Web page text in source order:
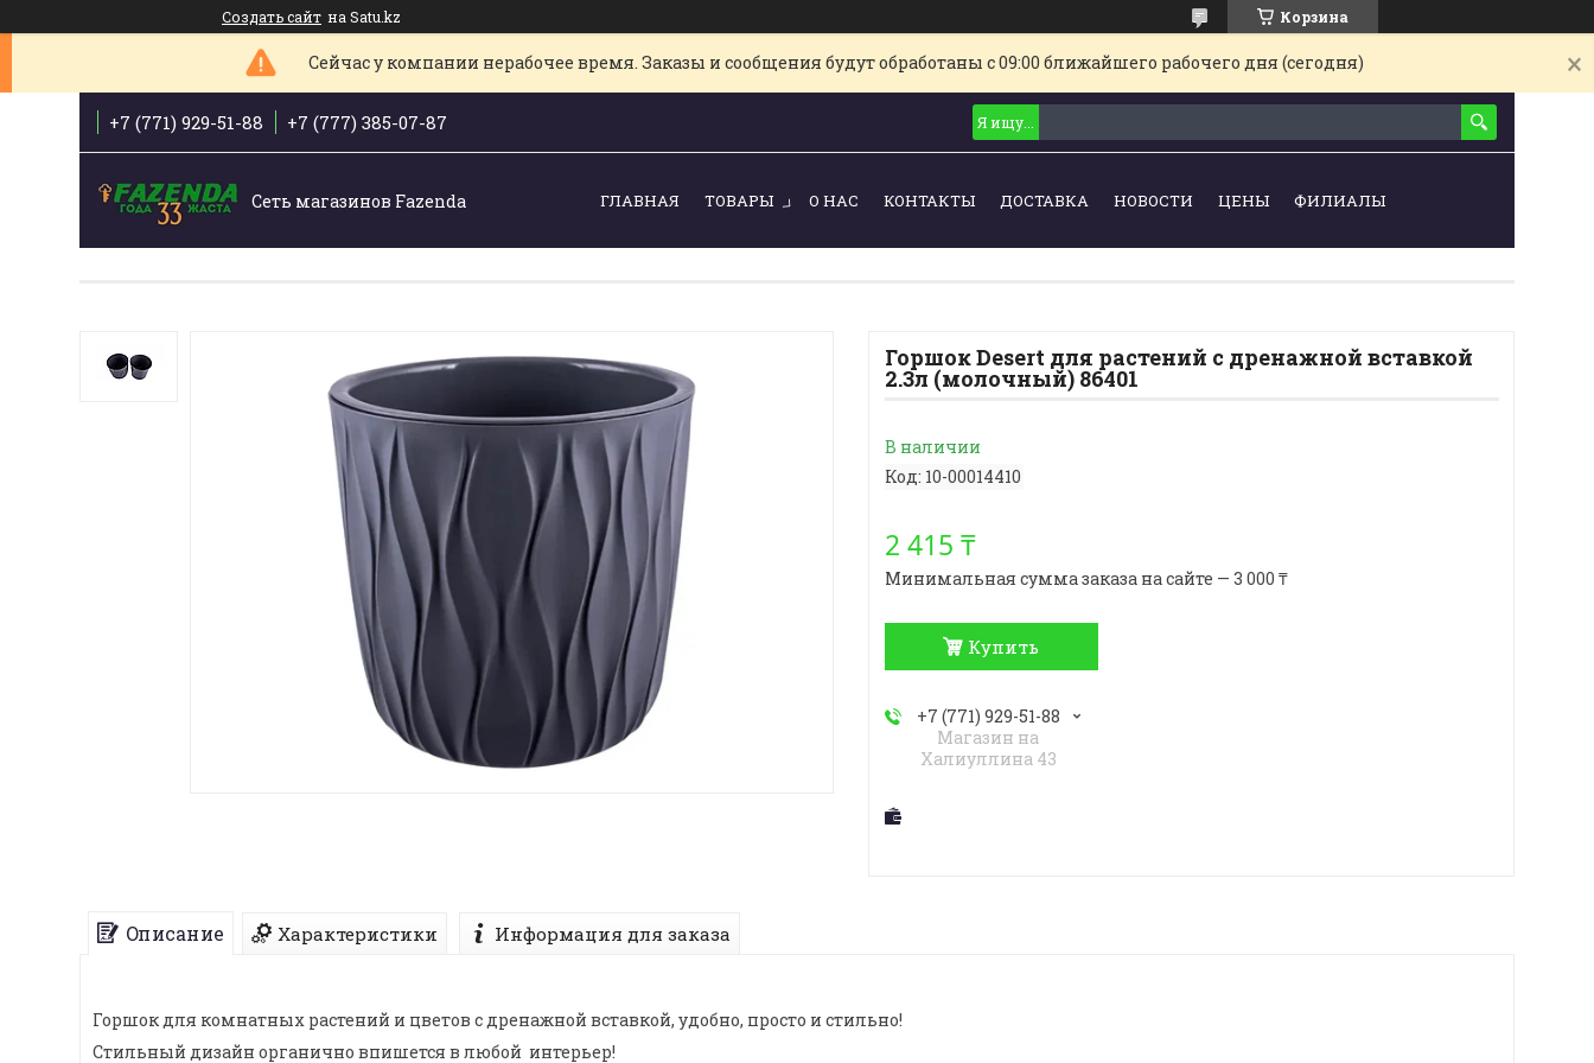
Создать сайт на Satu.kz Корзина
Сейчас у компании нерабочее время. Заказы и сообщения будут обработаны с 09:00 ближайшего рабочего дня (сегодня)
+7 (771) 929-51-88 +7 (777) 385-07-87
Сеть магазинов Fazenda ГЛАВНАЯ ТОВАРЫ О НАС КОНТАКТЫ ДОСТАВКА НОВОСТИ ЦЕНЫ ФИЛИАЛЫ
Горшок Desert для растений с дренажной вставкой
2.3л (молочный) 86401
В наличии
Код: 10-00014410
2 415 ₸
Минимальная сумма заказа на сайте — 3 000 ₸
Купить
+7 (771) 929-51-88
Магазин на
Халиуллина 43
Описание Характеристики Информация для заказа
Горшок для комнатных растений и цветов с дренажной вставкой, удобно, просто и стильно!
Стильный дизайн органично впишется в любой интерьер!